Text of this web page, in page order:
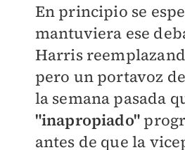
En principio se
mantuviera ese
Harris
pero un portavoz
la semana pasada
"inapropiado"
antes de que la